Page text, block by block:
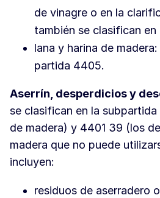
de vinagre o en la
también se clasifican
lana y harina de
partida 4405.
Aserrín, desperdicios y
se clasifican en la
de madera) y 4401 39 (los
madera que no puede
incluyen:
residuos de aserradero